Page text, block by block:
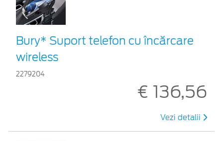
Bury* Suport telefon cu încărcare
wireless
2279204
€ 136,56
Vezi detalii